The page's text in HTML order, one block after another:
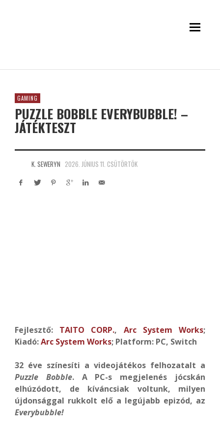
GAMING
PUZZLE BOBBLE EVERYBUBBLE! –
JÁTÉKTESZT
K. SEWERYN 2026. JÚNIUS 11. CSÜTÖRTÖK
Fejlesztő: TAITO CORP., Arc System Works;
Kiadó:Arc System Works; Platform: PC, Switch
32 éve színesíti a videojátékos felhozatalt a
Puzzle Bobble. A PC-s megjelenés jócskán
elhúzódott, de kíváncsiak voltunk, milyen
újdonsággal rukkolt elő a legújabb epizód, az
Everybubble!